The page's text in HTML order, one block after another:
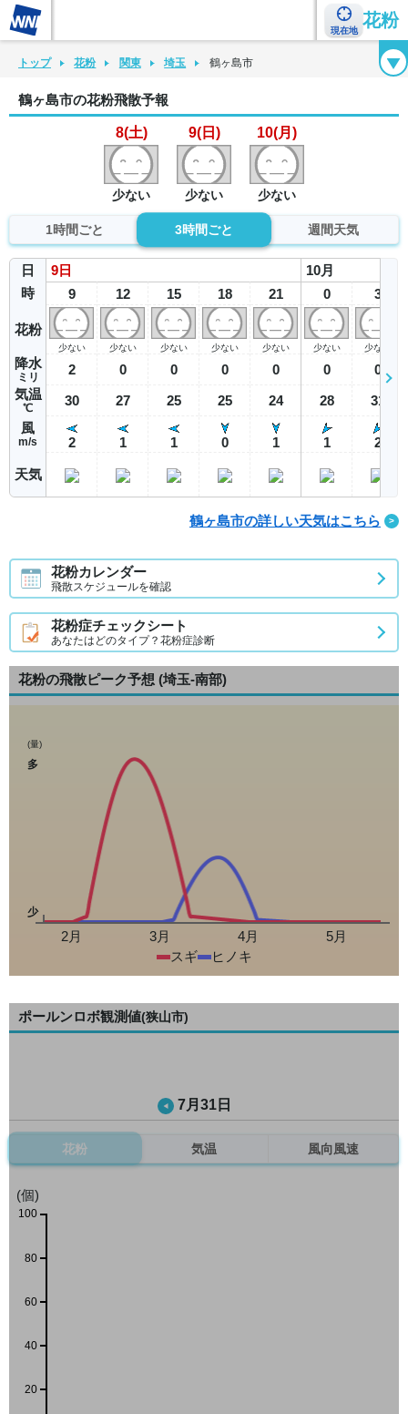
現在地
花粉
花粉カレンダー 花粉図鑑 花粉症チェックシート 花粉症ハンドブック
トップ 花粉 関東 埼玉 鶴ヶ島市
鶴ヶ島市の花粉飛散予報
8(土)
少ない
9(日)
少ない
10(月)
少ない
1時間ごと 3時間ごと 週間天気
日
時
花粉
降水
ミリ
気温
℃
風
m/s
天気
9 日
9
少ない
2
30
2
12
少ない
0
27
1
15
少ない
0
25
1
18
少ない
0
25
0
21
少ない
0
24
1
10月
0
少ない
0
28
1
3
少ない
0
31
2
鶴ヶ島市の詳しい天気はこちら
花粉カレンダー
飛散スケジュールを確認
花粉症チェックシート
あなたはどのタイプ？花粉症診断
花粉の飛散ピーク予想 (埼玉-南部)
(量)
多
少
2月 3月 4月
5月
スギ
ヒノキ
ポールンロボ観測値(狭山市)
7月31日
花粉 気温 風向風速
(個)
20
40
60
80
100